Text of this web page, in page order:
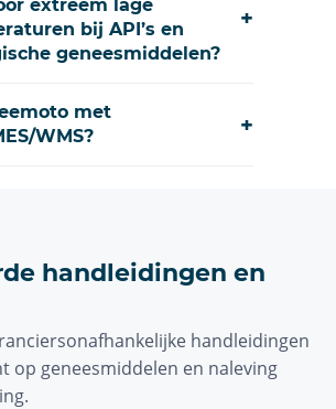
extreem lage
bij API’s en
geneesmiddelen?
+
met
WMS?
+
handleidingen en
handleidingen
op geneesmiddelen en naleving